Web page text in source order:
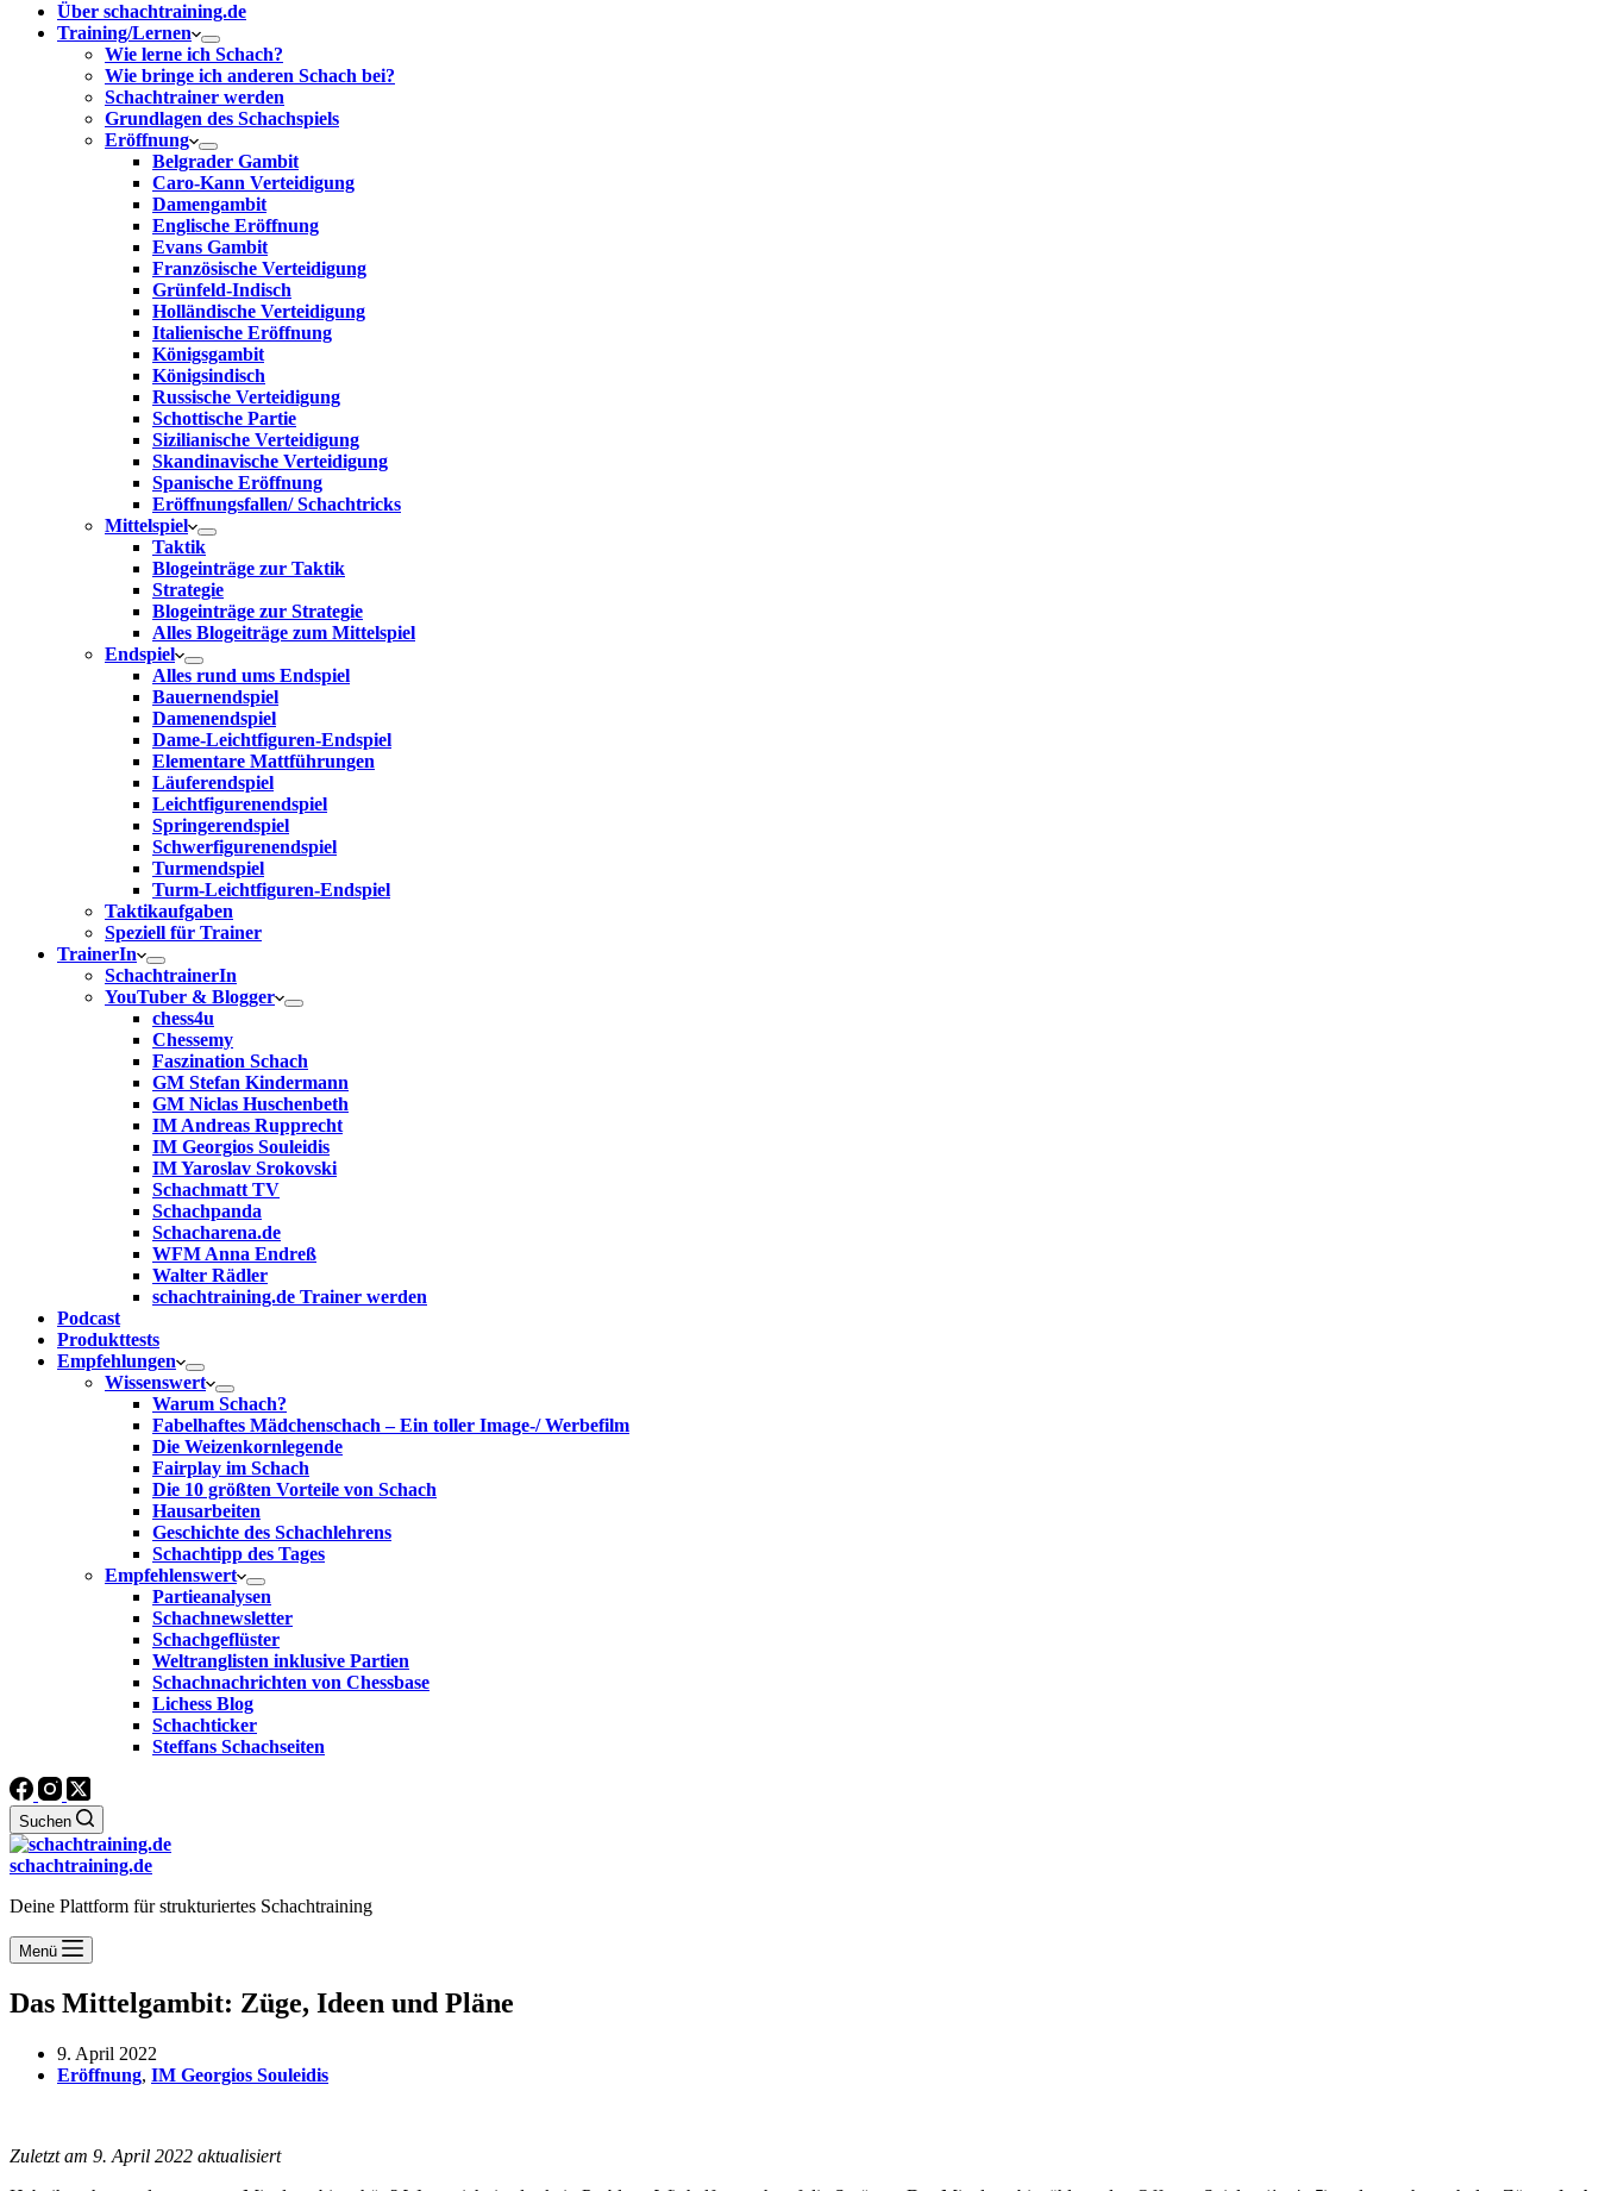
Über schachtraining.de
Training/Lernen
Wie lerne ich Schach?
Wie bringe ich anderen Schach bei?
Schachtrainer werden
Grundlagen des Schachspiels
Eröffnung
Belgrader Gambit
Caro-Kann Verteidigung
Damengambit
Englische Eröffnung
Evans Gambit
Französische Verteidigung
Grünfeld-Indisch
Holländische Verteidigung
Italienische Eröffnung
Königsgambit
Königsindisch
Russische Verteidigung
Schottische Partie
Sizilianische Verteidigung
Skandinavische Verteidigung
Spanische Eröffnung
Eröffnungsfallen/ Schachtricks
Mittelspiel
Taktik
Blogeinträge zur Taktik
Strategie
Blogeinträge zur Strategie
Alles Blogeiträge zum Mittelspiel
Endspiel
Alles rund ums Endspiel
Bauernendspiel
Damenendspiel
Dame-Leichtfiguren-Endspiel
Elementare Mattführungen
Läuferendspiel
Leichtfigurenendspiel
Springerendspiel
Schwerfigurenendspiel
Turmendspiel
Turm-Leichtfiguren-Endspiel
Taktikaufgaben
Speziell für Trainer
TrainerIn
SchachtrainerIn
YouTuber & Blogger
chess4u
Chessemy
Faszination Schach
GM Stefan Kindermann
GM Niclas Huschenbeth
IM Andreas Rupprecht
IM Georgios Souleidis
IM Yaroslav Srokovski
Schachmatt TV
Schachpanda
Schacharena.de
WFM Anna Endreß
Walter Rädler
schachtraining.de Trainer werden
Podcast
Produkttests
Empfehlungen
Wissenswert
Warum Schach?
Fabelhaftes Mädchenschach – Ein toller Image-/ Werbefilm
Die Weizenkornlegende
Fairplay im Schach
Die 10 größten Vorteile von Schach‎
Hausarbeiten
Geschichte des Schachlehrens
Schachtipp des Tages
Empfehlenswert
Partieanalysen
Schachnewsletter
Schachgeflüster
Weltranglisten inklusive Partien
Schachnachrichten von Chessbase
Lichess Blog
Schachticker
Steffans Schachseiten
Suchen
schachtraining.de
Deine Plattform für strukturiertes Schachtraining
Menü
Das Mittelgambit: Züge, Ideen und Pläne
9. April 2022
Eröffnung, IM Georgios Souleidis
Zuletzt am 9. April 2022 aktualisiert